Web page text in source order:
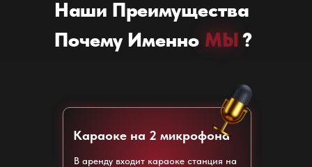
Наши Преимущества
Почему Именно МЫ ?
Караоке на 2 микрофона
В аренду входит караоке станция на
МЫ